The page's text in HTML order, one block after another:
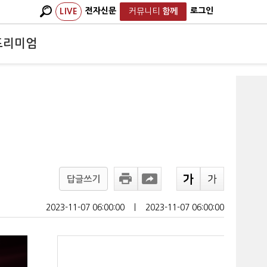
LIVE 전자신문 커뮤니티 함께 로그인
리미엄
답글쓰기
2023-11-07 06:00:00 2023-11-07 06:00:00